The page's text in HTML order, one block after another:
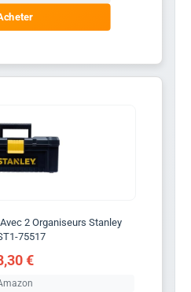
2 Organiseurs Stanley
75517
€